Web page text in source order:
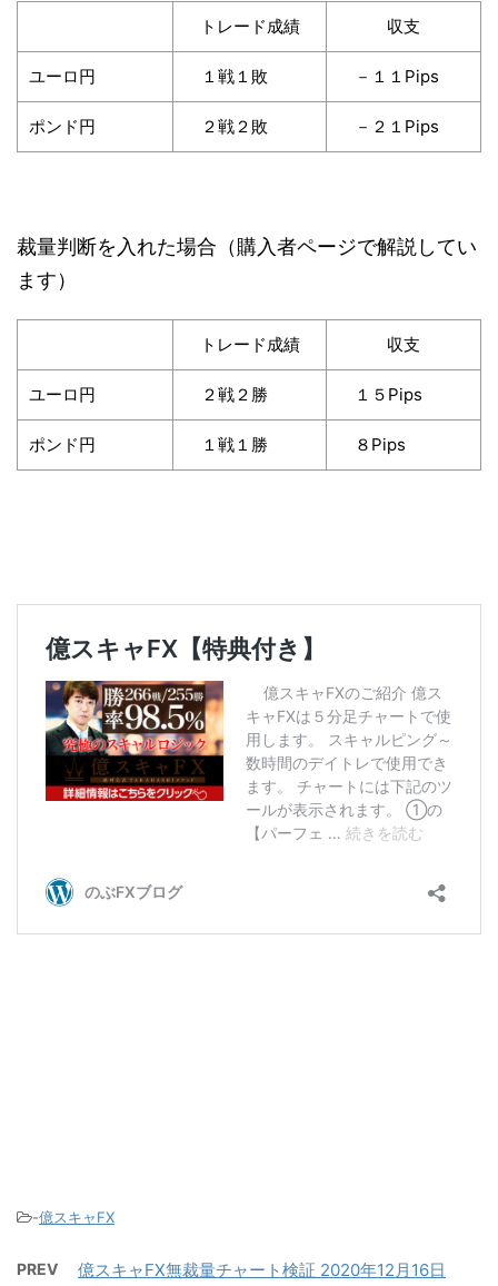
トレード成績 収支
ユーロ円 １戦１敗 －１１Pips
ポンド円 ２戦２敗 －２１Pips
裁量判断を入れた場合（購入者ページで解説してい
ます）
トレード成績 収支
ユーロ円 ２戦２勝 １５Pips
ポンド円 １戦１勝 ８Pips
-億スキャFX
PREV
億スキャFX無裁量チャート検証 2020年12月16日